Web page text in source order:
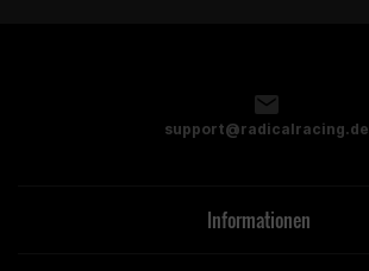
support@radicalracing.de
Informationen